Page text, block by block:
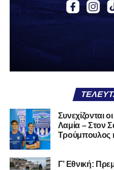
Ακολουθήστε τοlamiara.gr
μαθαίνετε πρώτοι τα
υπόλοιπο κόσμο.
Facebook, στο Twitterκαι
Συνεχίζονται
Λαμία – Στον
Τρούμπουλος
Γ’ Εθνική: